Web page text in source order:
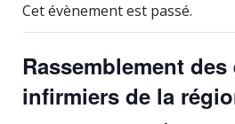
Cet évènement est passé.
Rassemblement
infirmiers de la